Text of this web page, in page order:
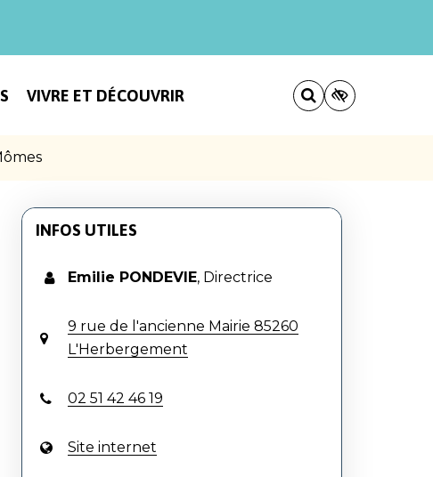
VIVRE ET DÉCOUVRIR
INFOS UTILES
Emilie PONDEVIE, Directrice
9 rue de l'ancienne Mairie 85260
L'Herbergement
02 51 42 46 19
Site internet